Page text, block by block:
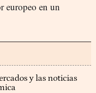
europeo en un
y las noticias